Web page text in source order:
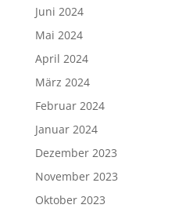
Juni 2024
Mai 2024
April 2024
März 2024
Februar 2024
Januar 2024
Dezember 2023
November 2023
Oktober 2023